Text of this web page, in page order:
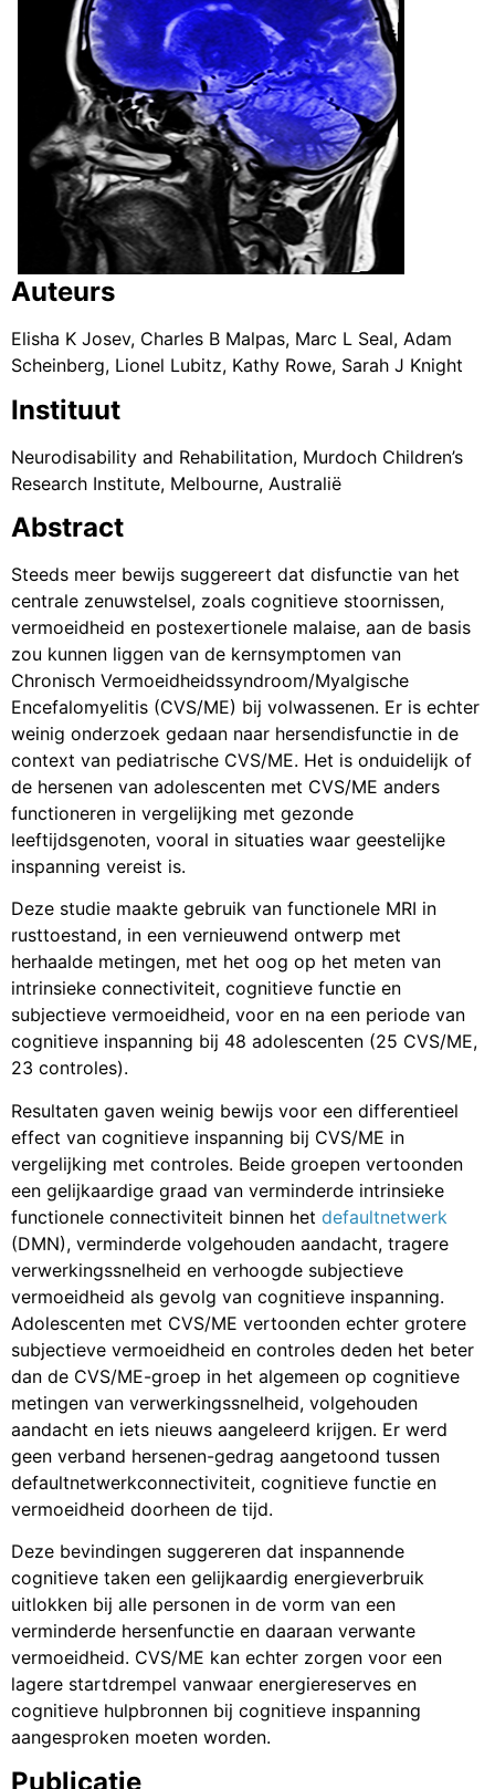
Auteurs
Elisha K Josev, Charles B Malpas, Marc L Seal, Adam
Scheinberg, Lionel Lubitz, Kathy Rowe, Sarah J Knight
Instituut
Neurodisability and Rehabilitation, Murdoch Children’s
Research Institute, Melbourne, Australië
Abstract
Steeds meer bewijs suggereert dat disfunctie van het
centrale zenuwstelsel, zoals cognitieve stoornissen,
vermoeidheid en postexertionele malaise, aan de basis
zou kunnen liggen van de kernsymptomen van
Chronisch Vermoeidheidssyndroom/Myalgische
Encefalomyelitis (CVS/ME) bij volwassenen. Er is echter
weinig onderzoek gedaan naar hersendisfunctie in de
context van pediatrische CVS/ME. Het is onduidelijk of
de hersenen van adolescenten met CVS/ME anders
functioneren in vergelijking met gezonde
leeftijdsgenoten, vooral in situaties waar geestelijke
inspanning vereist is.
Deze studie maakte gebruik van functionele MRI in
rusttoestand, in een vernieuwend ontwerp met
herhaalde metingen, met het oog op het meten van
intrinsieke connectiviteit, cognitieve functie en
subjectieve vermoeidheid, voor en na een periode van
cognitieve inspanning bij 48 adolescenten (25 CVS/ME,
23 controles).
Resultaten gaven weinig bewijs voor een differentieel
effect van cognitieve inspanning bij CVS/ME in
vergelijking met controles. Beide groepen vertoonden
een gelijkaardige graad van verminderde intrinsieke
functionele connectiviteit binnen het defaultnetwerk
(DMN), verminderde volgehouden aandacht, tragere
verwerkingssnelheid en verhoogde subjectieve
vermoeidheid als gevolg van cognitieve inspanning.
Adolescenten met CVS/ME vertoonden echter grotere
subjectieve vermoeidheid en controles deden het beter
dan de CVS/ME-groep in het algemeen op cognitieve
metingen van verwerkingssnelheid, volgehouden
aandacht en iets nieuws aangeleerd krijgen. Er werd
geen verband hersenen-gedrag aangetoond tussen
defaultnetwerkconnectiviteit, cognitieve functie en
vermoeidheid doorheen de tijd.
Deze bevindingen suggereren dat inspannende
cognitieve taken een gelijkaardig energieverbruik
uitlokken bij alle personen in de vorm van een
verminderde hersenfunctie en daaraan verwante
vermoeidheid. CVS/ME kan echter zorgen voor een
lagere startdrempel vanwaar energiereserves en
cognitieve hulpbronnen bij cognitieve inspanning
aangesproken moeten worden.
Publicatie